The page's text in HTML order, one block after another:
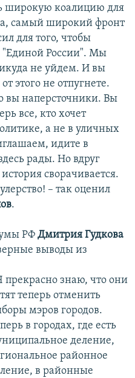
широкую коалицию для
самый широкий фронт
для того, чтобы
"Единой России". Мы
не уйдем. И вы
этого не отпугнете.
вы наперсточники. Вы
все, кто хочет
а не в уличных
идите в
рады. Но вдруг
сворачивается.
– так оценил
.
РФ Дмитрия Гудкова
выводы из
прекрасно знаю, что они
теперь отменить
мэров городов.
в городах, где есть
деление,
районное
в районные